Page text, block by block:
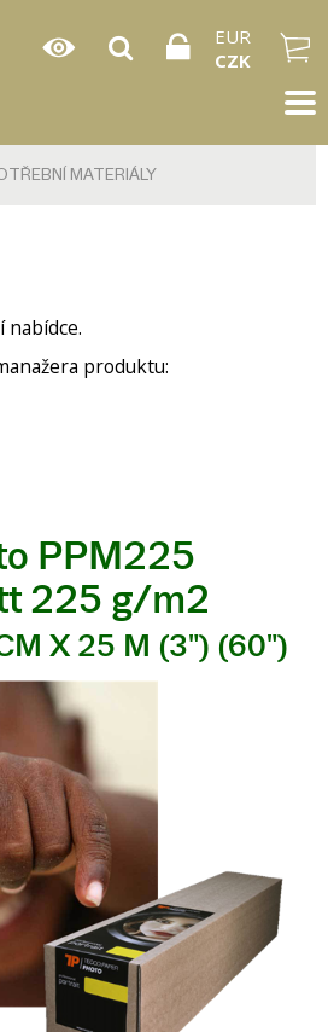
EUR
CZK
MATERIÁLY
nabídce.
produktu:
PPM225
225 g/m2
X 25 M (3") (60")